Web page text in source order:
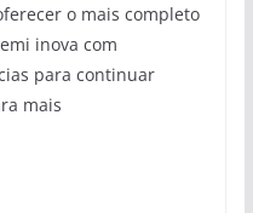
o mais completo
inova com
para continuar
mais